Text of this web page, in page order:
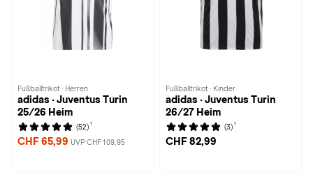
Fußballtrikot · Herren
adidas · Juventus Turin
25/26 Heim
(52) 1
CHF 65,99 UVP CHF 109,95
Fußballtrikot · Kinder
adidas · Juventus Turin
26/27 Heim
(3) 1
CHF 82,99